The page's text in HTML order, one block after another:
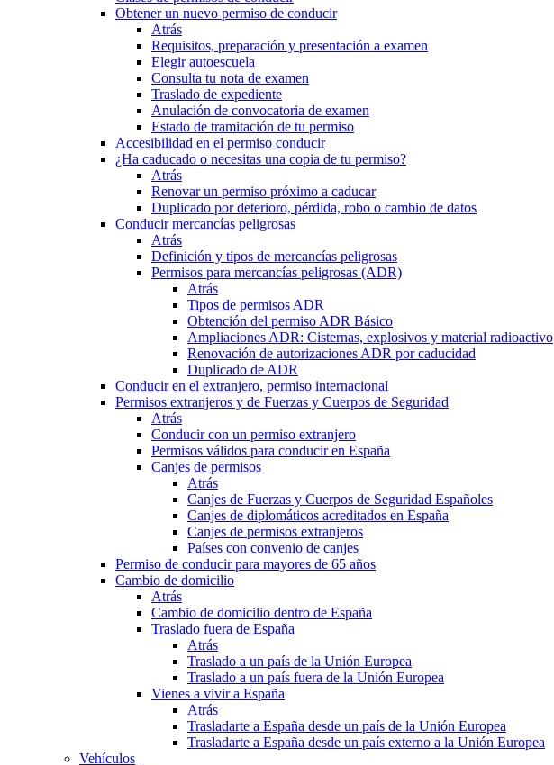
Obtener un nuevo permiso de conducir
Atrás
Requisitos, preparación y presentación a examen
Elegir autoescuela
Consulta tu nota de examen
Traslado de expediente
Anulación de convocatoria de examen
Estado de tramitación de tu permiso
Accesibilidad en el permiso conducir
¿Ha caducado o necesitas una copia de tu permiso?
Atrás
Renovar un permiso próximo a caducar
Duplicado por deterioro, pérdida, robo o cambio de datos
Conducir mercancías peligrosas
Atrás
Definición y tipos de mercancías peligrosas
Permisos para mercancías peligrosas (ADR)
Atrás
Tipos de permisos ADR
Obtención del permiso ADR Básico
Ampliaciones ADR: Cisternas, explosivos y material radioactivo
Renovación de autorizaciones ADR por caducidad
Duplicado de ADR
Conducir en el extranjero, permiso internacional
Permisos extranjeros y de Fuerzas y Cuerpos de Seguridad
Atrás
Conducir con un permiso extranjero
Permisos válidos para conducir en España
Canjes de permisos
Atrás
Canjes de Fuerzas y Cuerpos de Seguridad Españoles
Canjes de diplomáticos acreditados en España
Canjes de permisos extranjeros
Países con convenio de canjes
Permiso de conducir para mayores de 65 años
Cambio de domicilio
Atrás
Cambio de domicilio dentro de España
Traslado fuera de España
Atrás
Traslado a un país de la Unión Europea
Traslado a un país fuera de la Unión Europea
Vienes a vivir a España
Atrás
Trasladarte a España desde un país de la Unión Europea
Trasladarte a España desde un país externo a la Unión Europea
Vehículos